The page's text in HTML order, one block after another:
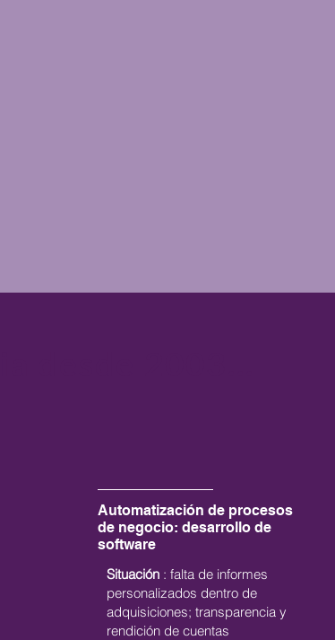
Automatización de procesos
de negocio: desarrollo de
software
Situación: falta de informes
personalizados dentro de
adquisiciones; transparencia y
rendición de cuentas